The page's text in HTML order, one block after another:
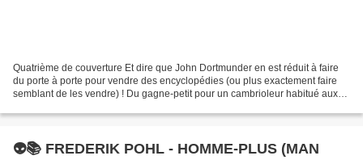
Quatrième de couverture Et dire que John Dortmunder en est réduit à faire
du porte à porte pour vendre des encyclopédies (ou plus exactement faire
semblant de les vendre) ! Du gagne-petit pour un cambrioleur habitué aux
👽📚 FREDERIK POHL - HOMME-PLUS (MAN